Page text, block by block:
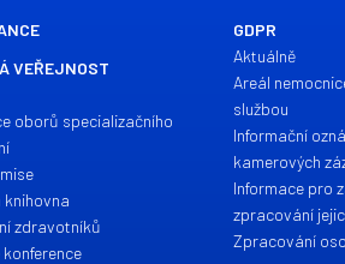
VEŘEJNOST
oborů specializačního
zdravotníků
GDPR
Aktuálně
Areál
službou
Informační
kamerových
Informace pro
zpracování
Zpracování